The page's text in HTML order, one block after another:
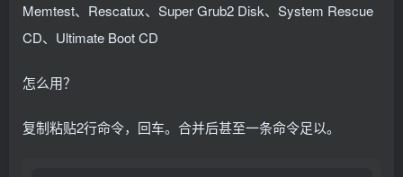
Memtest、Rescatux、Super Grub2 Disk、System Rescue
CD、Ultimate Boot CD
怎么用？
复制粘贴2行命令，回车。合并后甚至一条命令足以。